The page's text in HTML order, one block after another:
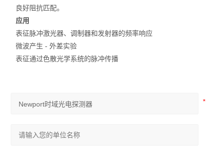
良好阻抗匹配。
应用
表征脉冲激光器、调制器和发射器的频率响应
微波产生 - 外差实验
表征通过色散光学系统的脉冲传播